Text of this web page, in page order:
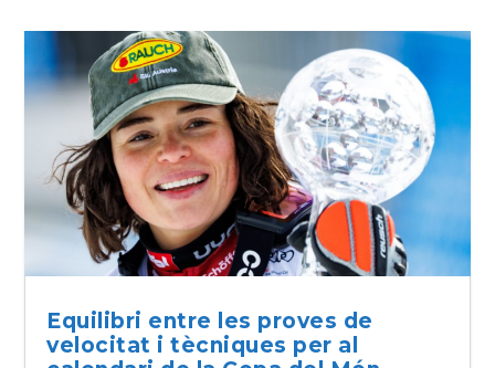
Equilibri entre les proves de
velocitat i tècniques per al